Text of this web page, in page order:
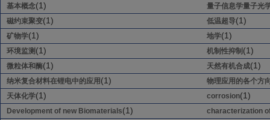
基本概念(1)
量子信息学量子光
磁约束聚变(1) 低温超导(1)
矿物学(1) 地学(1)
环境监测 (1) 机制性抑制 (1)
微粒体和酶(1) 天然有机合成(1)
纳米复合材料在锂电中的应用 (1)
物理应用的各个方
天体化学(1) corrosion(1)
Development of new Biomaterials(1)
characterization